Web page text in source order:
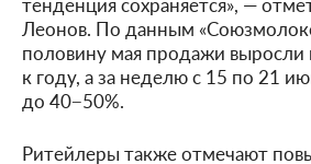
Леонов. По данным
половину мая продажи выросли
к году, а за неделю с 15 по 21
до 40−50%.
Ритейлеры также отмечают